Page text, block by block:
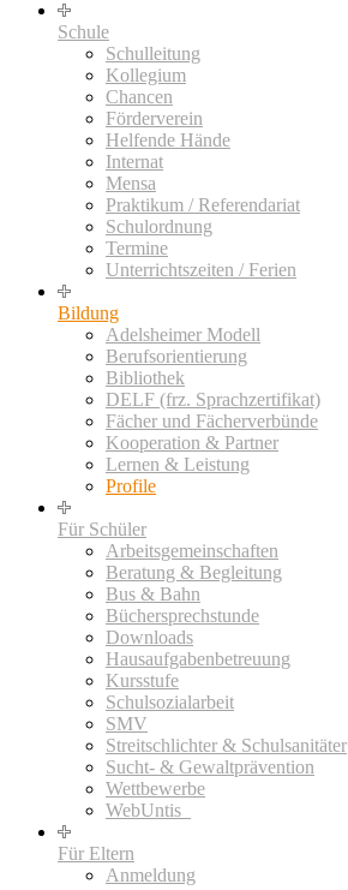
Schule
Schulleitung
Kollegium
Chancen
Förderverein
Helfende Hände
Internat
Mensa
Praktikum / Referendariat
Schulordnung
Termine
Unterrichtszeiten / Ferien
Bildung
Adelsheimer Modell
Berufsorientierung
Bibliothek
DELF (frz. Sprachzertifikat)
Fächer und Fächerverbünde
Kooperation & Partner
Lernen & Leistung
Profile
Für Schüler
Arbeitsgemeinschaften
Beratung & Begleitung
Bus & Bahn
Büchersprechstunde
Downloads
Hausaufgabenbetreuung
Kursstufe
Schulsozialarbeit
SMV
Streitschlichter & Schulsanitäter
Sucht- & Gewaltprävention
Wettbewerbe
WebUntis_
Für Eltern
Anmeldung